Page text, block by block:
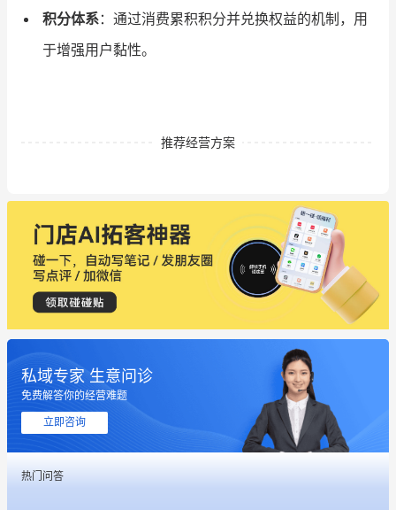
积分体系：通过消费累积积分并兑换权益的机制，用
于增强用户黏性。
推荐经营方案
私域专家 生意问诊
免费解答你的经营难题
立即咨询
热门问答